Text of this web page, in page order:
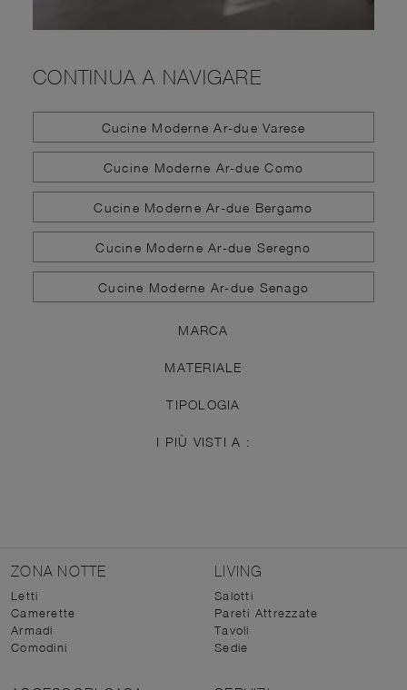
CONTINUA A NAVIGARE
Cucine Moderne Ar-due Varese
Cucine Moderne Ar-due Como
Cucine Moderne Ar-due Bergamo
Cucine Moderne Ar-due Seregno
Cucine Moderne Ar-due Senago
MARCA
MATERIALE
TIPOLOGIA
I PIÙ VISTI A :
ZONA NOTTE
Letti
Camerette
Armadi
Comodini
LIVING
Salotti
Pareti Attrezzate
Tavoli
Sedie